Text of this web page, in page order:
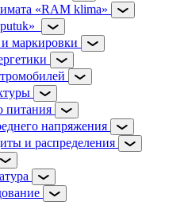
«RAM klima»
маркировки
питания
напряжения
и распределения